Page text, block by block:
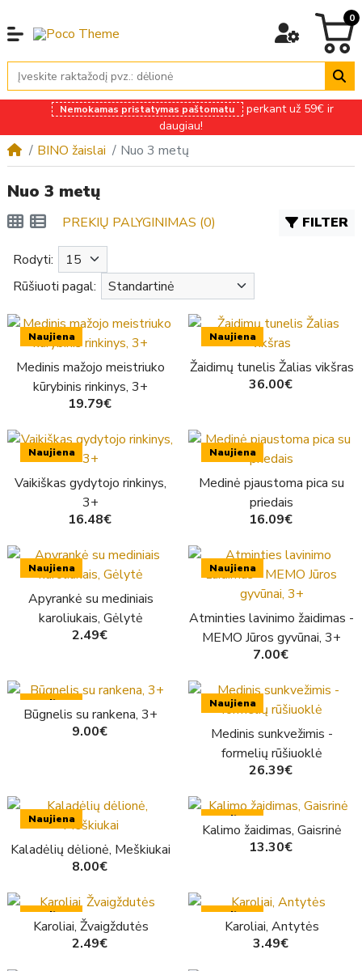
0
Nemokamas pristatymas paštomatu
perkant už 59€ ir
daugiau!
BINO žaislai Nuo 3 metų
Nuo 3 metų
FILTER
PREKIŲ PALYGINIMAS (0)
Rodyti:
Rūšiuoti pagal:
Naujiena
Medinis mažojo meistriuko
kūrybinis rinkinys, 3+
19.79€
Naujiena
Žaidimų tunelis Žalias vikšras
36.00€
Naujiena
Vaikiškas gydytojo rinkinys,
3+
16.48€
Naujiena
Medinė pjaustoma pica su
priedais
16.09€
Naujiena
Apyrankė su mediniais
karoliukais, Gėlytė
2.49€
Naujiena
Atminties lavinimo žaidimas -
MEMO Jūros gyvūnai, 3+
7.00€
Naujiena
Būgnelis su rankena, 3+
9.00€
Naujiena
Medinis sunkvežimis -
formelių rūšiuoklė
26.39€
Naujiena
Kaladėlių dėlionė, Meškiukai
8.00€
Naujiena
Kalimo žaidimas, Gaisrinė
13.30€
Naujiena
Karoliai, Žvaigždutės
2.49€
Naujiena
Karoliai, Antytės
3.49€